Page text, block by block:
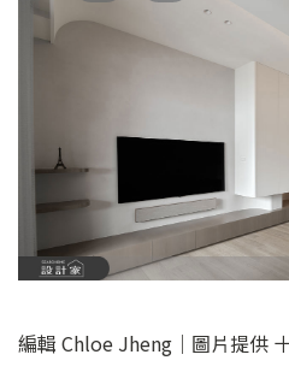
編輯 Chloe Jheng｜圖片提供